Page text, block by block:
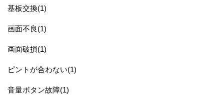
基板交換(1)
画面不良(1)
画面破損(1)
ピントが合わない(1)
音量ボタン故障(1)